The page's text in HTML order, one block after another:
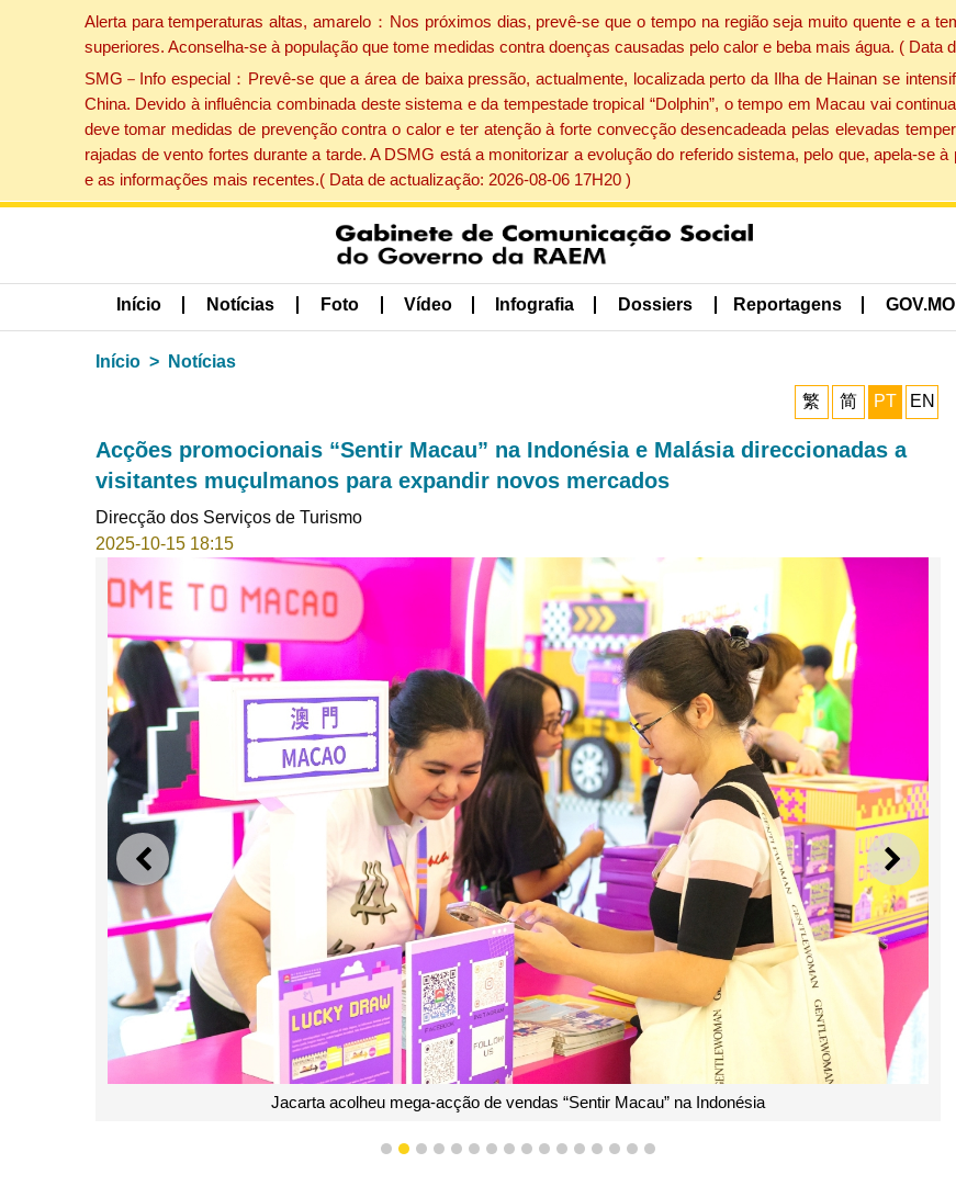
Alerta para temperaturas altas, amarelo：Nos próximos dias, prevê-se que o tempo na região seja muito quente e a
superiores. Aconselha-se à população que tome medidas contra doenças causadas pelo calor e beba mais água. ( Data
SMG－Info especial：Prevê-se que a área de baixa pressão, actualmente, localizada perto da Ilha de Hainan se
China. Devido à influência combinada deste sistema e da tempestade tropical “Dolphin”, o tempo em Macau vai
deve tomar medidas de prevenção contra o calor e ter atenção à forte convecção desencadeada pelas elevadas
rajadas de vento fortes durante a tarde. A DSMG está a monitorizar a evolução do referido sistema, pelo que, apela-se
e as informações mais recentes.( Data de actualização: 2026-08-06 17H20 )
Início Notícias Foto Vídeo Infografia Dossiers Reportagens GOV.MO
Início Notícias
繁 简 PT EN
Acções promocionais “Sentir Macau” na Indonésia e Malásia direccionadas a
visitantes muçulmanos para expandir novos mercados
Direcção dos Serviços de Turismo
2025-10-15 18:15
ANTERIOR
Jacarta acolheu mega-acção de vendas “Sentir Macau” na Indonésia
1 2 3 4 5 6 7 8 9 10111213141516